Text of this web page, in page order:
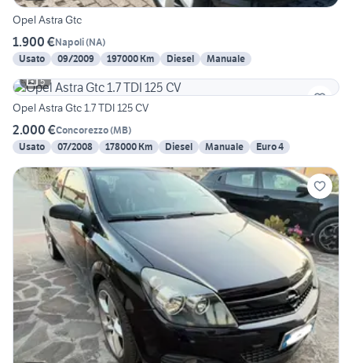
Opel Astra Gtc
1.900 €Napoli(NA)
Usato
09/2009 197000 Km Diesel
Manuale
5
Opel Astra Gtc 1.7 TDI 125 CV
2.000 €Concorezzo(MB)
Usato
07/2008 178000 Km Diesel Manuale Euro 4